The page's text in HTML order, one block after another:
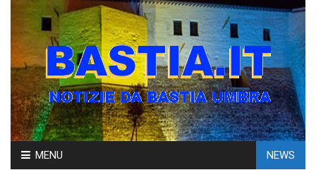
Skip
to
MENU NEWS